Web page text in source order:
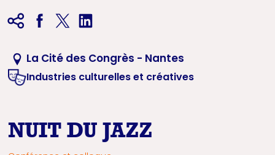
La Cité des Congrès - Nantes
Industries culturelles et créatives
NUIT DU JAZZ